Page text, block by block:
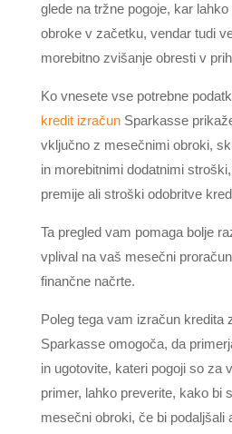
glede na tržne pogoje, kar
obroke v začetku, vendar tudi
morebitno zvišanje obresti v
Ko vnesete vse potrebne
kredit izračunSparkasse
vključno z mesečnimi obroki,
in morebitnimi dodatnimi
premije ali stroški odobritve
Ta pregled vam pomaga bolje
vplival na vaš mesečni
finančne načrte.
Poleg tega vam izračun kredita
Sparkasse omogoča, da
in ugotovite, kateri pogoji so za
primer, lahko preverite, kako bi
mesečni obroki, če bi podaljšali